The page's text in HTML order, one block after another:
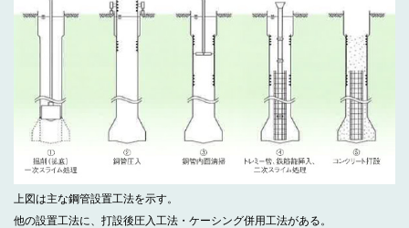
上図は主な鋼管設置工法を示す。
他の設置工法に、打設後圧入工法・ケーシング併用工法がある。